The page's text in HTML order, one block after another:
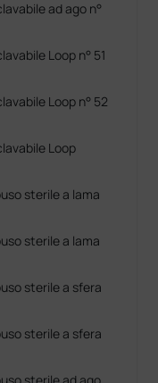
ad ago n°
Loop n° 51
Loop n° 52
Loop
sterile a lama
sterile a lama
sterile a sfera
sterile a sfera
sterile ad ago